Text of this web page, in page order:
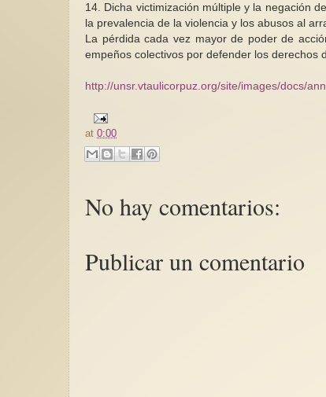
14. Dicha victimización múltiple y la negación
la prevalencia de la violencia y los abusos al
La pérdida cada vez mayor de poder de
empeños colectivos por defender los derechos
http://unsr.vtaulicorpuz.org/site/images/docs/
at0:00
No hay comentarios:
Publicar un comentario